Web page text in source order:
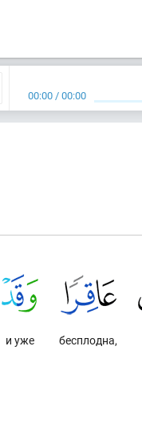
00:00 /00:00
бесплодна,
и уже